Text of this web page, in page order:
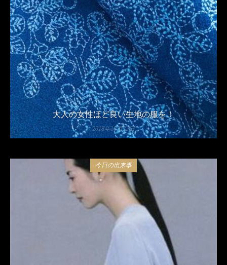
大人の女性ほど良い生地の服を！
2018年10月22日
今日の出来事